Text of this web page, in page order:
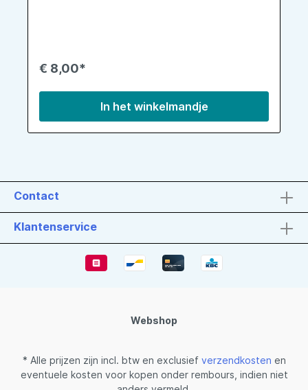
€ 8,00*
In het winkelmandje
Contact
Klantenservice
Webshop
* Alle prijzen zijn incl. btw en exclusief verzendkosten en
eventuele kosten voor kopen onder rembours, indien niet